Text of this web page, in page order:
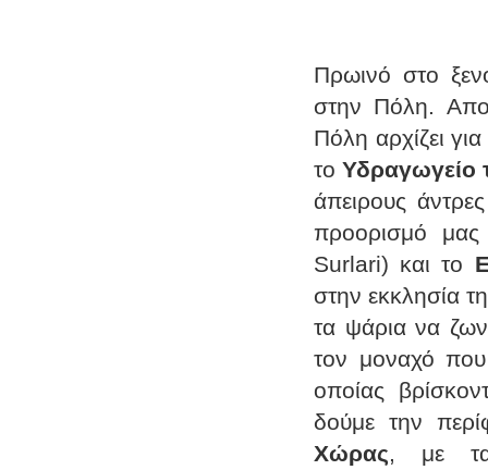
Πρωινό στο
στην Πόλη.
Πόλη αρχίζει
τοΥδραγωγείο
άπειρους
προορισμό
Surlari) και το
στην εκκλησία
τα ψάρια να
τον μοναχό
οποίας
δούμε την
Χώρας, με τα